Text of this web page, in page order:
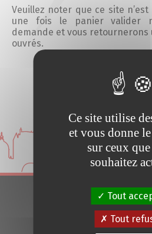
Analyse de vos
Conseils et
Devis en
Notre
Veuillez noter que ce site
une fois le panier valider
demande et vous retournerons
ouvrés.
Ajouter au
Ce site utilise
et vous donne
sur ceux
souhaitez
Tout
Tout